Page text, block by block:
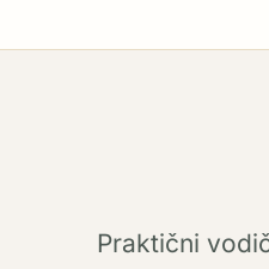
Praktični